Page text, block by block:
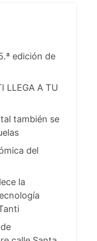
edición de
LLEGA A TU
también se
del
la